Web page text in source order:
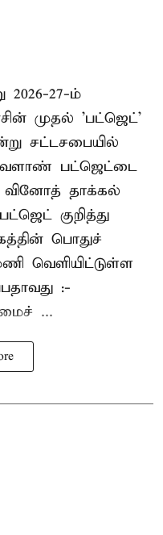
27-ம்
முதல் 'பட்ஜெட்'
சட்டசபையில்
பட்ஜெட்டை
தாக்கல்
குறித்து
பொதுச்
வெளியிட்டுள்ள
:-
...